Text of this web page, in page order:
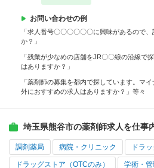
お問い合わせの例
「求人番号〇〇〇〇〇〇に興味があるので
か？」
「残業が少なめの店舗をJR〇〇線の沿線で
はありますか？」
「薬剤師の募集を都内で探しています。マ
外におすすめの求人はありますか？」等々
埼玉県熊谷市の薬剤師求人を仕事
調剤薬局 病院・クリニック ドラ
ドラッグストア（OTCのみ） 学術・